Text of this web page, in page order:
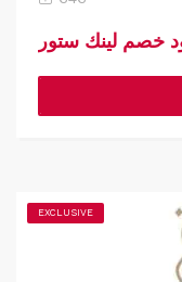
EXCLUSIVE